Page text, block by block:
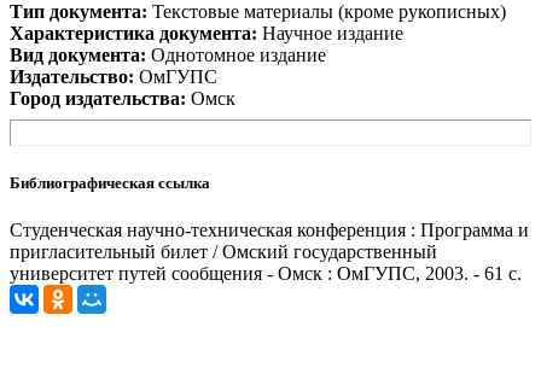
Тип документа: Текстовые материалы (кроме рукописных)
Характеристика документа: Научное издание
Вид документа: Однотомное издание
Издательство: ОмГУПС
Город издательства: Омск
Библиографическая ссылка
Студенческая научно-техническая конференция : Программа и
пригласительный билет / Омский государственный
университет путей сообщения - Омск : ОмГУПС, 2003. - 61 с.